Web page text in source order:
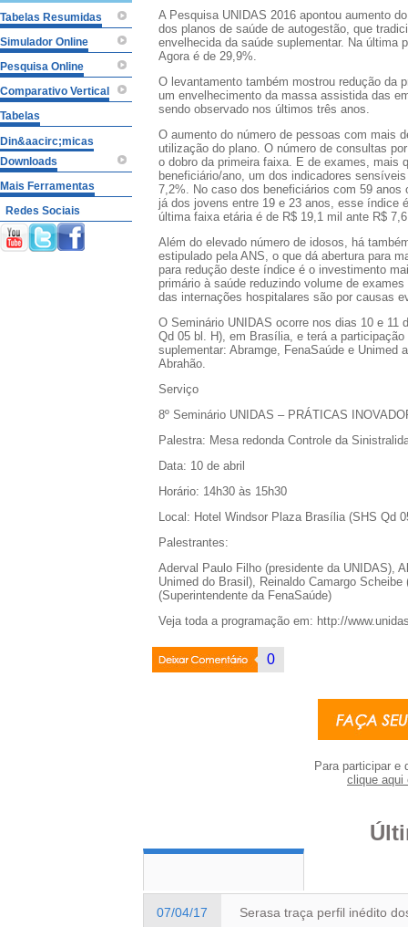
Tabelas Resumidas
Simulador Online
Pesquisa Online
Comparativo Vertical
Tabelas
Din&aacirc;micas
Downloads
Mais Ferramentas
Redes Sociais
A Pesquisa UNIDAS 2016 apontou aumento
dos planos de saúde de autogestão, que
envelhecida da saúde suplementar. Na última
Agora é de 29,9%.
O levantamento também mostrou redução da
um envelhecimento da massa assistida das
sendo observado nos últimos três anos.
O aumento do número de pessoas com mais
utilização do plano. O número de consultas
o dobro da primeira faixa. E de exames, mais
beneficiário/ano, um dos indicadores
7,2%. No caso dos beneficiários com 59
já dos jovens entre 19 e 23 anos, esse índice
última faixa etária é de R$ 19,1 mil ante R$
Além do elevado número de idosos, há
estipulado pela ANS, o que dá abertura para
para redução deste índice é o investimento
primário à saúde reduzindo volume de
das internações hospitalares são por causas
O Seminário UNIDAS ocorre nos dias 10 e
Qd 05 bl. H), em Brasília, e terá a
suplementar: Abramge, FenaSaúde e Unimed
Abrahão.
Serviço
8º Seminário UNIDAS – PRÁTICAS
Palestra: Mesa redonda Controle da
Data: 10 de abril
Horário: 14h30 às 15h30
Local: Hotel Windsor Plaza Brasília (SHS Qd
Palestrantes:
Aderval Paulo Filho (presidente da UNIDAS),
Unimed do Brasil), Reinaldo Camargo
(Superintendente da FenaSaúde)
Veja toda a programação em: http://
Deixar
0
Para participar e
clique aqui
07/04/17 Serasa traça perfil inédito